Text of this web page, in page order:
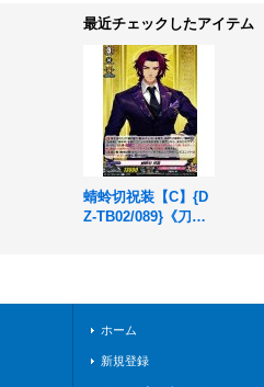
最近チェックしたアイテム
蜻蛉切祝装【C】{D
Z-TB02/089}《刀剣
ホーム
新規登録